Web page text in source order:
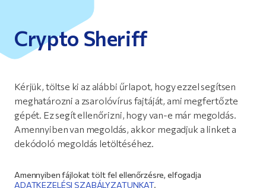
Crypto Sheriff
Kérjük, töltse ki az alábbi űrlapot, hogy ezzel segítsen
meghatározni a zsarolóvírus fajtáját, ami megfertőzte
gépét. Ez segít ellenőrizni, hogy van-e már megoldás.
Amennyiben van megoldás, akkor megadjuk a linket a
dekódoló megoldás letöltéséhez.
Amennyiben fájlokat tölt fel ellenőrzésre, elfogadja
ADATKEZELÉSI SZABÁLYZATUNKAT.